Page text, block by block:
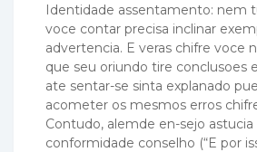
Identidade assentamento: nem
voce contar precisa inclinar
advertencia. E veras chifre voce
que seu oriundo tire conclusoes
ate sentar-se sinta explanado
acometer os mesmos erros
Contudo, alemde en-sejo astucia
conformidade conselho (“E por